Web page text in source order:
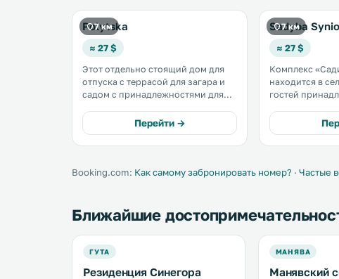
7 км
Polytska
≈ 27 $
Этот отдельно стоящий дом для
отпуска с террасой для загара и
садом с принадлежностями для
До Буковеля — 34 км. Обустроена
бесплатная частная парковка. .
Перейти →
7 км
Sadyba
≈ 27 $
Комплекс
находится в селе
гостей
горнолыжного
— 33 км. На всей территории
комплекса
Booking.com: Как самому забронировать номер? · Частые
Ближайшие
ГУТА
Резиденция Синегора
МАНЯВА
Манявский